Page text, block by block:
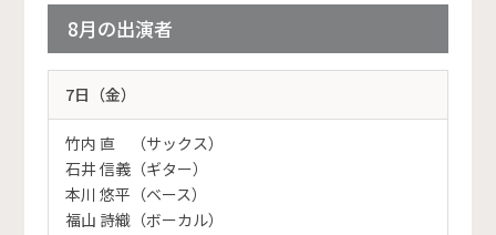
8月の出演者
7日（金）
竹内 直 （サックス）
石井 信義（ギター）
本川 悠平（ベース）
福山 詩織（ボーカル）